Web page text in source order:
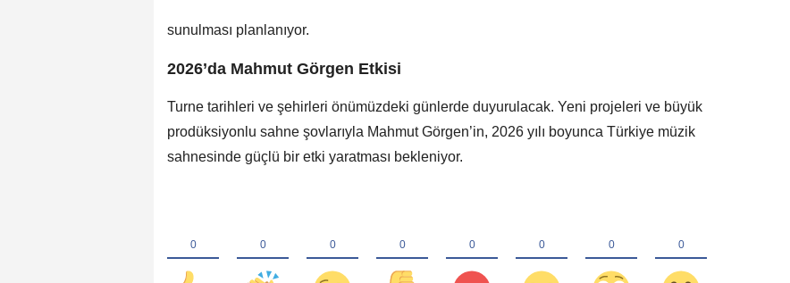
sunulması planlanıyor.
2026’da Mahmut Görgen Etkisi
Turne tarihleri ve şehirleri önümüzdeki günlerde duyurulacak. Yeni projeleri ve büyük
prodüksiyonlu sahne şovlarıyla Mahmut Görgen’in, 2026 yılı boyunca Türkiye müzik
sahnesinde güçlü bir etki yaratması bekleniyor.